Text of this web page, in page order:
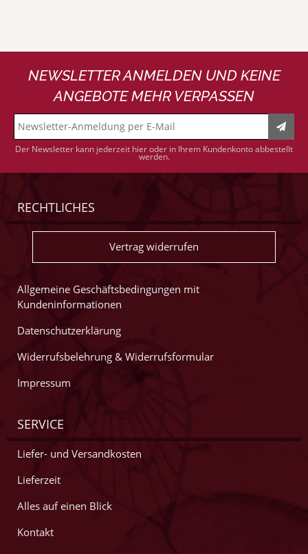
NEWSLETTER ANMELDEN UND KEINE
ANGEBOTE MEHR VERPASSEN
Der Newsletter kann jederzeit hier oder in Ihrem Kundenkonto abbestellt
werden.
RECHTLICHES
Vertrag widerrufen
Allgemeine Geschäftsbedingungen mit
Kundeninformationen
Datenschutzerklärung
Widerrufsbelehrung & Widerrufsformular
Impressum
SERVICE
Liefer- und Versandkosten
Lieferzeit
Alles auf einen Blick
Kontakt